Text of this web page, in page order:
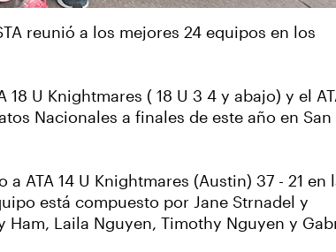
reunió a los mejores 24 equipos en los
U Knightmares ( 18 U 3 4 y abajo) y el
Nacionales a finales de este año en San
ATA 14 U Knightmares (Austin) 37 - 21 en
está compuesto por Jane Strnadel y
Laila Nguyen, Timothy Nguyen y